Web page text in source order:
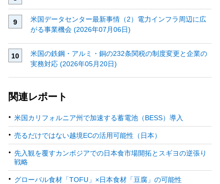
米国データセンター最新事情（2）電力インフラ周辺に広
がる事業機会 (2026年07月06日)
米国の鉄鋼・アルミ・銅の232条関税の制度変更と企業の
実務対応 (2026年05月20日)
関連レポート
米国カリフォルニア州で加速する蓄電池（BESS）導入
売るだけではない越境ECの活用可能性（日本）
先入観を覆すカンボジアでの日本食市場開拓とスギヨの逆張り
戦略
グローバル食材「TOFU」×日本食材「豆腐」の可能性